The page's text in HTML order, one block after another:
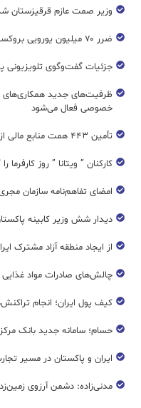
وزیر صمت عازم قرقیزستان
ضرر ۷۰ میلیون یورویی بروکسل ایرلاینز از جنگ علیه ایران
جزئیات گفت‌وگوی تلویزیونی
ظرفیت‌های جدید همکاری‌های
خصوصی فعال می‌شود
تأمین ۴۴۳ همت منابع مالی از بازار سرمایه در چهار ماه
کارکنان ” ویتانا ” روز کارفرما
امضای تفاهم‌نامه سازمان
دیدار شش وزیر کابینه
از ایجاد منطقه آزاد مشترک
چالش‌های صادرات مواد
کیف پول ایران؛ انجام
حسام؛ سامانه جدید بانک
ایران و پاکستان در مسیر تجارت ۱۰ میلیارد
مدنی‌زاده: دشمن آرزوی